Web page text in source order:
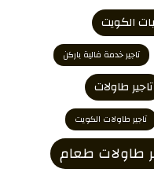
الكويت
تاجير خدمة فالية باركن
تاجير طاولات
تاجير طاولات الكويت
طاولات طعام